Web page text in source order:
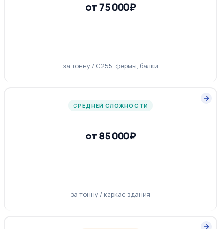
от 75 000₽
за тонну / С255, фермы, балки
СРЕДНЕЙ СЛОЖНОСТИ
от 85 000₽
за тонну / каркас здания